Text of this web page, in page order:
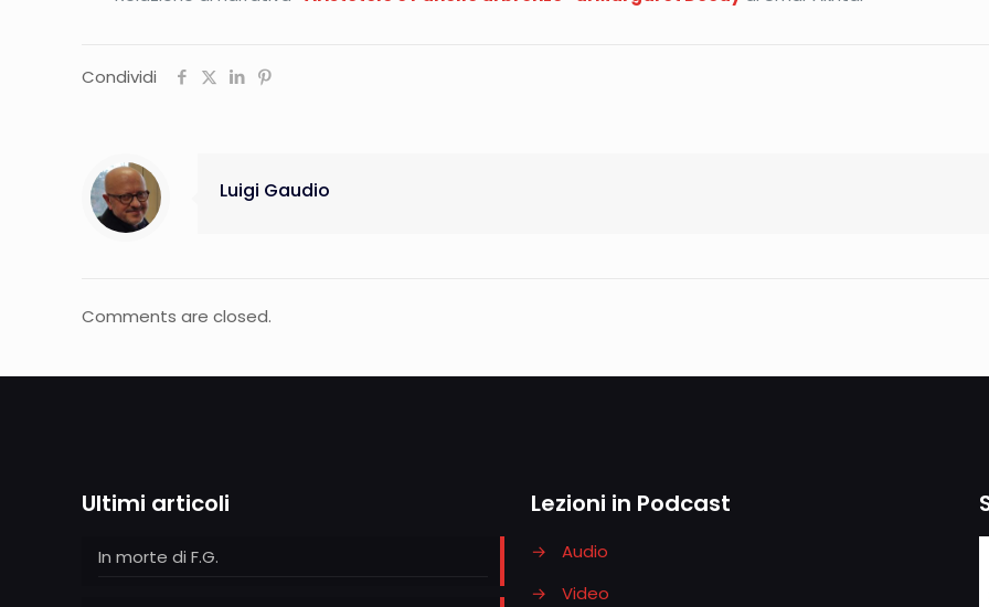
Condividi
Luigi Gaudio
Comments are closed.
Ultimi articoli
In morte di F.G.
Lezioni in Podcast
→
Audio
→
Video